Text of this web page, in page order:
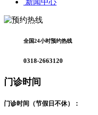
新闻中心
全国24小时预约热线
0318-2663120
门诊时间
门诊时间（节假日不休）：